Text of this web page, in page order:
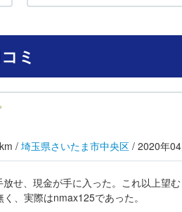
ミ
/ 埼玉県さいたま市中央区 / 2020年04
せ、現金が手に入った。これ以上望
、実際はnmax125であった。